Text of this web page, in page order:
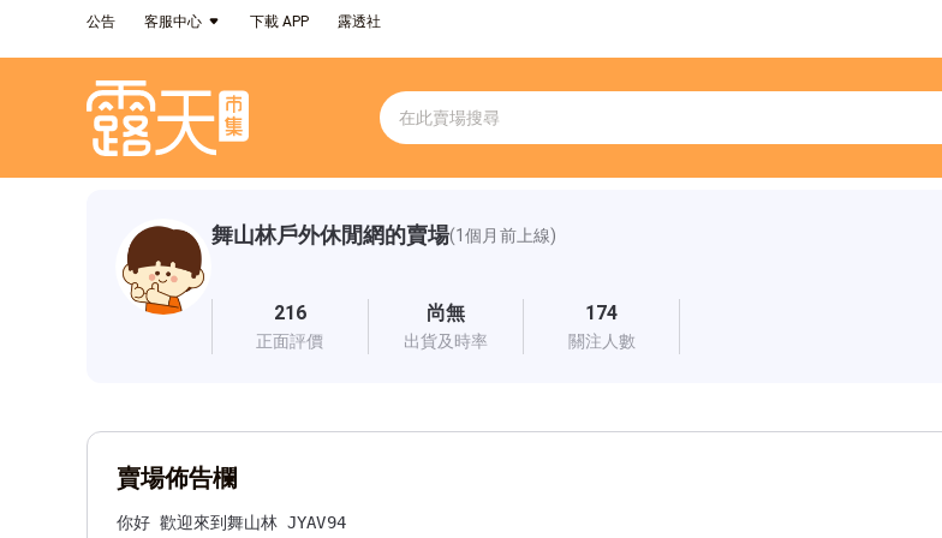
公告 客服中心 下載 APP 露透社
舞山林戶外休閒網的賣場(1個月前上線)
216
正面評價
尚無
出貨及時率
174
關注人數
賣場佈告欄
你好 歡迎來到舞山林 JYAV94